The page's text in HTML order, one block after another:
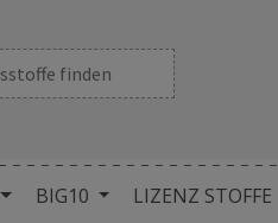
BIG10 LIZENZ STOFFE